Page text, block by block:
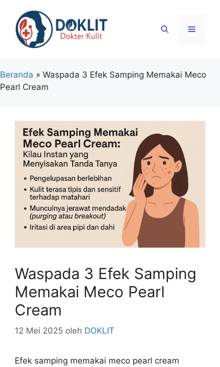
Menu
Beranda » Waspada 3 Efek Samping Memakai Meco
Pearl Cream
Waspada 3 Efek Samping
Memakai Meco Pearl
Cream
12 Mei 2025 oleh DOKLIT
Efek samping memakai meco pearl cream